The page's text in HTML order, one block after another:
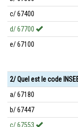
c/ 67400
d/ 67700
e/ 67100
2/ Quel est le code
a/ 67180
b/ 67447
c/ 67553